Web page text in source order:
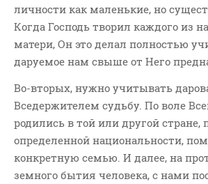
личности как маленькие, но
Когда Господь творил каждого из
матери, Он это делал полностью
даруемое нам свыше от Него
Во-вторых, нужно учитывать
Вседержителем судьбу. По воле
родились в той или другой
определенной национальности,
конкретную семью. И далее, на
земного бытия человека, с нами